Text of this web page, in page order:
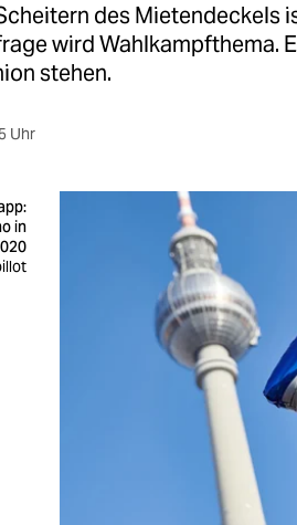
des Mietendeckels
wird Wahlkampfthema.
stehen.
Uhr
in